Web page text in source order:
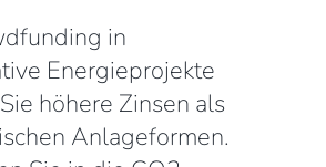
in
Energieprojekte
höhere Zinsen als
Anlageformen.